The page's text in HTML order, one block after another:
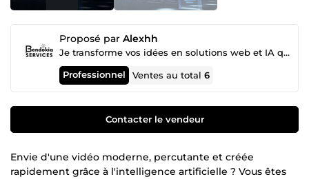
Proposé par Alexhh
Je transforme vos idées en solutions web et IA qui font gagner du temps et de l'argent 👋
Professionnel Ventes au total6
Contacter le vendeur
Envie d'une vidéo moderne, percutante et créée
rapidement grâce à l'intelligence artificielle ? Vous êtes